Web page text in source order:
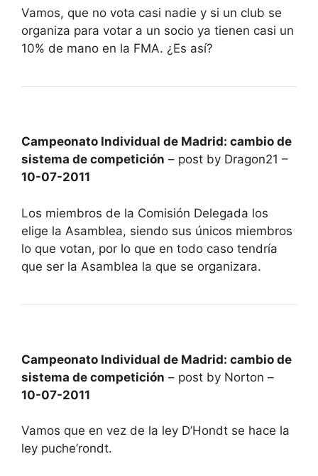
Vamos, que no vota casi nadie y si un club se
organiza para votar a un socio ya tienen casi un
10% de mano en la FMA. ¿Es así?
Campeonato Individual de Madrid: cambio de
sistema de competición – post by Dragon21 –
10-07-2011
Los miembros de la Comisión Delegada los
elige la Asamblea, siendo sus únicos miembros
lo que votan, por lo que en todo caso tendría
que ser la Asamblea la que se organizara.
Campeonato Individual de Madrid: cambio de
sistema de competición – post by Norton –
10-07-2011
Vamos que en vez de la ley D’Hondt se hace la
ley puche’rondt.